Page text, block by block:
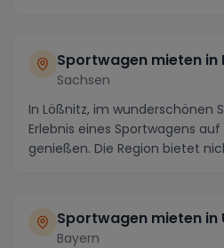
Sportwagen mieten in
Sachsen
In Lößnitz, im wunderschönen
Erlebnis eines Sportwagens
genießen. Die Region bietet
Sportwagen mieten in
Bayern